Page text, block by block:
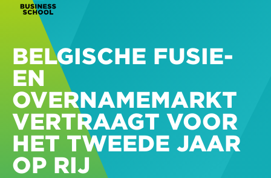
BELGISCHE FUSIE-
EN
OVERNAMEMARKT
VERTRAAGT VOOR
HET TWEEDE JAAR
OP RIJ